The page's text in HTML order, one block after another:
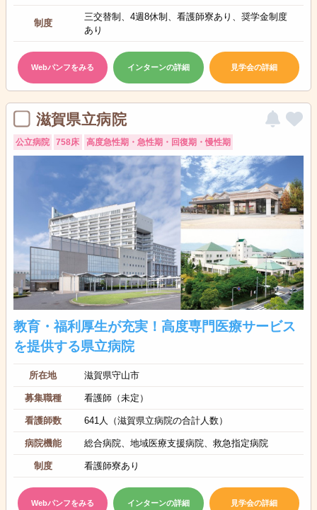
制度
三交替制、4週8休制、看護師寮あり、奨学金制度
あり
Webパンフをみる インターンの詳細 見学会の詳細
滋賀県立病院
公立病院 758床 高度急性期・急性期・回復期・慢性期
教育・福利厚生が充実！高度専門医療サービス
を提供する県立病院
所在地 滋賀県守山市
募集職種 看護師（未定）
看護師数 641人（滋賀県立病院の合計人数）
病院機能 総合病院、地域医療支援病院、救急指定病院
制度 看護師寮あり
Webパンフをみる インターンの詳細 見学会の詳細